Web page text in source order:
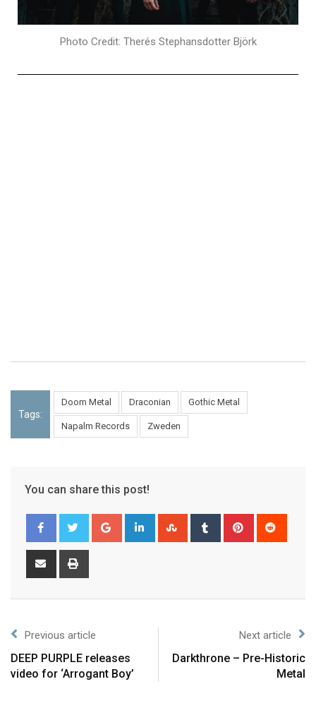
Photo Credit: Therés Stephansdotter Björk
Tags:
Doom Metal Draconian Gothic Metal
Napalm Records Zweden
You can share this post!
Previous article
DEEP PURPLE releases
video for ‘Arrogant Boy’
Next article
Darkthrone – Pre-Historic
Metal